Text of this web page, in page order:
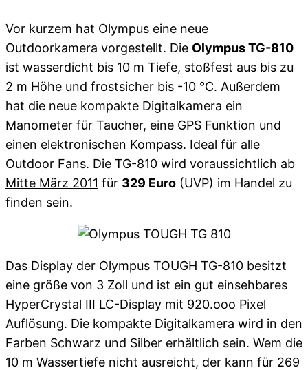
Vor kurzem hat Olympus eine neue
Outdoorkamera vorgestellt. Die Olympus TG-810
ist wasserdicht bis 10 m Tiefe, stoßfest aus bis zu
2 m Höhe und frostsicher bis -10 °C. Außerdem
hat die neue kompakte Digitalkamera ein
Manometer für Taucher, eine GPS Funktion und
einen elektronischen Kompass. Ideal für alle
Outdoor Fans. Die TG-810 wird voraussichtlich ab
Mitte März 2011 für 329 Euro (UVP) im Handel zu
finden sein.
Das Display der Olympus TOUGH TG-810 besitzt
eine größe von 3 Zoll und ist ein gut einsehbares
HyperCrystal III LC-Display mit 920.ooo Pixel
Auflösung. Die kompakte Digitalkamera wird in den
Farben Schwarz und Silber erhältlich sein. Wem die
10 m Wassertiefe nicht ausreicht, der kann für 269